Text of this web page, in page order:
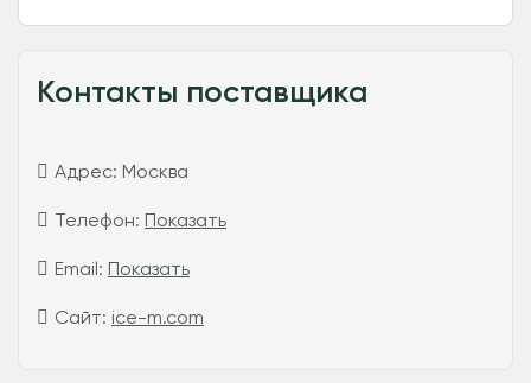
Контакты поставщика
Адрес: Москва
Телефон: Показать
Email: Показать
Сайт: ice-m.com